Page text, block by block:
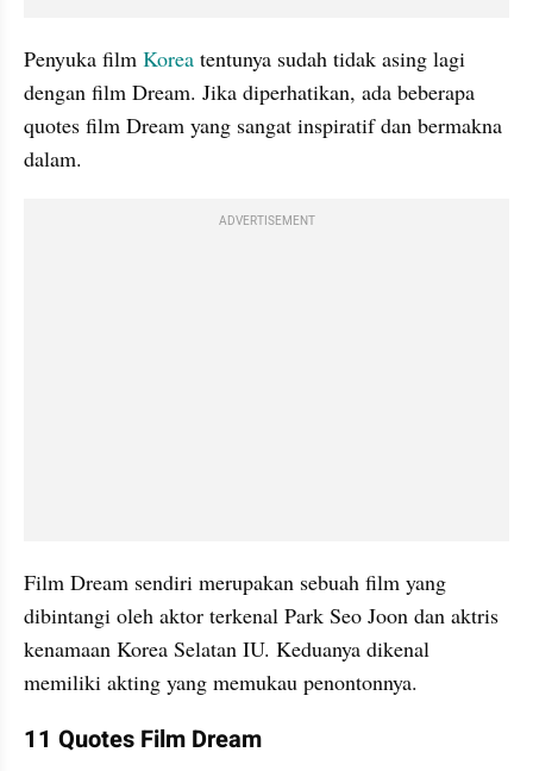
Penyuka film Korea tentunya sudah tidak asing lagi
dengan film Dream. Jika diperhatikan, ada beberapa
quotes film Dream yang sangat inspiratif dan bermakna
dalam.
ADVERTISEMENT
Film Dream sendiri merupakan sebuah film yang
dibintangi oleh aktor terkenal Park Seo Joon dan aktris
kenamaan Korea Selatan IU. Keduanya dikenal
memiliki akting yang memukau penontonnya.
11 Quotes Film Dream